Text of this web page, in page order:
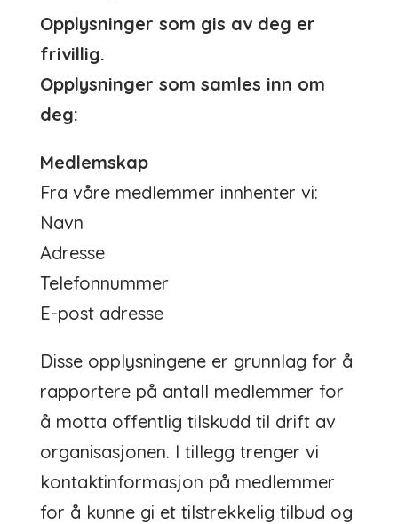
Opplysninger som gis av deg er
frivillig.
Opplysninger som samles inn om
deg:
Medlemskap
Fra våre medlemmer innhenter vi:
Navn
Adresse
Telefonnummer
E-post adresse
Disse opplysningene er grunnlag for å
rapportere på antall medlemmer for
å motta offentlig tilskudd til drift av
organisasjonen. I tillegg trenger vi
kontaktinformasjon på medlemmer
for å kunne gi et tilstrekkelig tilbud og